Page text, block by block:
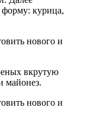
курица,
вкрутую
майонез.